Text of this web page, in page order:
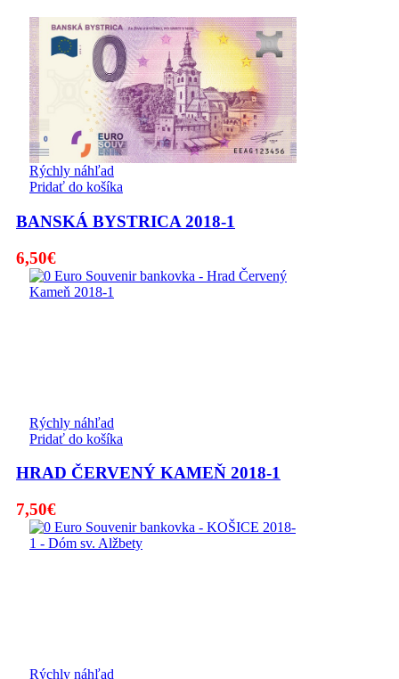
Rýchly náhľad
Pridať do košíka
BANSKÁ BYSTRICA 2018-1
6,50€
Rýchly náhľad
Pridať do košíka
HRAD ČERVENÝ KAMEŇ 2018-1
7,50€
Rýchly náhľad